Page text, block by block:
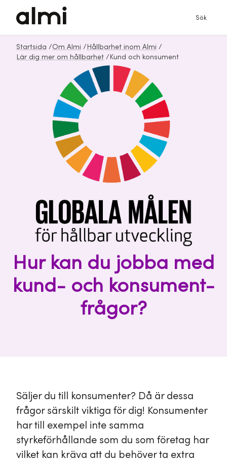
Sök
Startsida /Om Almi / Hållbarhet inom Almi /
Lär dig mer om hållbarhet / Kund och konsument
Hur kan du jobba med
kund- och konsument-
frågor?
Säljer du till konsumenter? Då är dessa
frågor särskilt viktiga för dig! Konsumenter
har till exempel inte samma
styrkeförhållande som du som företag har
vilket kan kräva att du behöver ta extra